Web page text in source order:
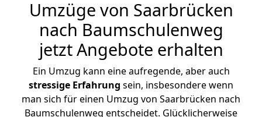
Umzüge von Saarbrücken
nach Baumschulenweg
jetzt Angebote erhalten
Ein Umzug kann eine aufregende, aber auch
stressige Erfahrung sein, insbesondere wenn
man sich für einen Umzug von Saarbrücken nach
Baumschulenweg entscheidet. Glücklicherweise